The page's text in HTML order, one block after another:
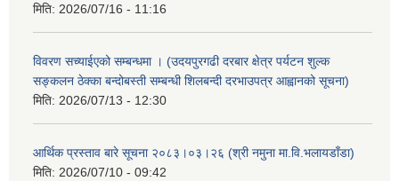
मिति: 2026/07/16 - 11:16
विवरण सच्याईएको सम्बन्धमा । (उदयपुरगढी दरबार क्षेत्र पर्यटन शुल्क
सङ्कलन ठेक्का बन्दोबस्ती सम्बन्धी शिलबन्दी दरभाउपत्र आह्वानको सूचना)
मिति: 2026/07/13 - 12:30
आर्थिक प्रस्ताव बारे सूचना २०८३।०३।२६ (श्री नमुना मा.वि.भलायडाँडा)
मिति: 2026/07/10 - 09:42